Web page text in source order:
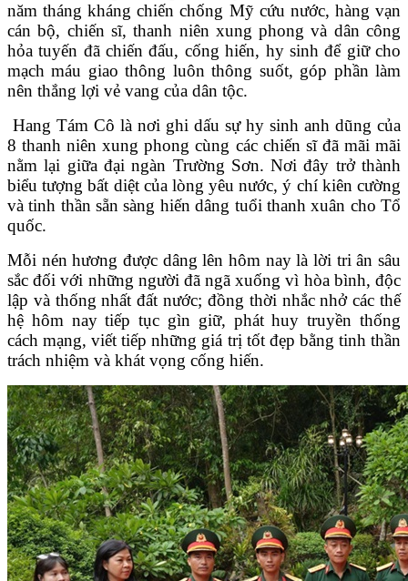
năm tháng kháng chiến chống Mỹ cứu nước, hàng vạn
cán bộ, chiến sĩ, thanh niên xung phong và dân công
hỏa tuyến đã chiến đấu, cống hiến, hy sinh để giữ cho
mạch máu giao thông luôn thông suốt, góp phần làm
nên thắng lợi vẻ vang của dân tộc.
Hang Tám Cô là nơi ghi dấu sự hy sinh anh dũng của
8 thanh niên xung phong cùng các chiến sĩ đã mãi mãi
nằm lại giữa đại ngàn Trường Sơn. Nơi đây trở thành
biểu tượng bất diệt của lòng yêu nước, ý chí kiên cường
và tinh thần sẵn sàng hiến dâng tuổi thanh xuân cho Tổ
quốc.
Mỗi nén hương được dâng lên hôm nay là lời tri ân sâu
sắc đối với những người đã ngã xuống vì hòa bình, độc
lập và thống nhất đất nước; đồng thời nhắc nhở các thế
hệ hôm nay tiếp tục gìn giữ, phát huy truyền thống
cách mạng, viết tiếp những giá trị tốt đẹp bằng tinh thần
trách nhiệm và khát vọng cống hiến.